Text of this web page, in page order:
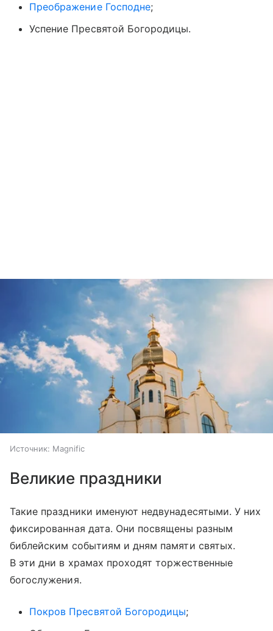
Преображение Господне;
Успение Пресвятой Богородицы.
Источник: Magnific
Великие праздники
Такие праздники именуют недвунадесятыми. У них
фиксированная дата. Они посвящены разным
библейским событиям и дням памяти святых.
В эти дни в храмах проходят торжественные
богослужения.
Покров Пресвятой Богородицы;